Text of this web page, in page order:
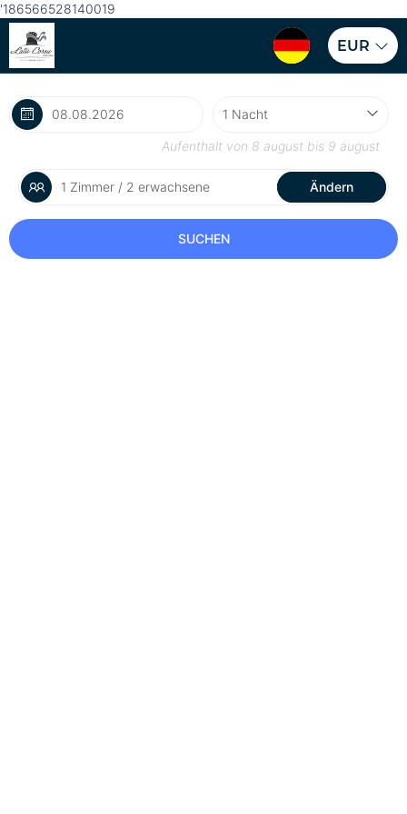
'186566528140019
EUR
Aufenthalt von 8 august bis 9 august
1 Zimmer / 2 erwachsene Ändern